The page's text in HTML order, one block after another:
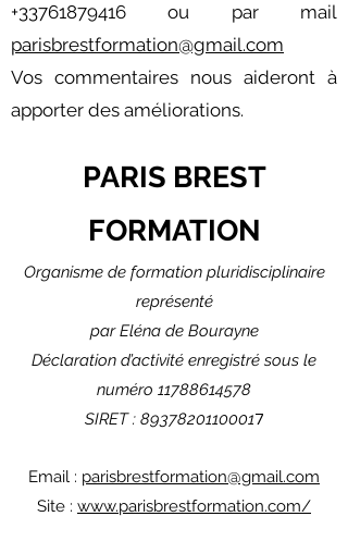
+33761879416 ou par mail
parisbrestformation@gmail.com
Vos commentaires nous aideront à
apporter des améliorations.
PARIS BREST
FORMATION
Organisme de formation pluridisciplinaire
représenté
par Eléna de Bourayne
Déclaration d’activité enregistré sous le
numéro 11788614578
SIRET : 89378201100017
Email : parisbrestformation@gmail.com
Site : www.parisbrestformation.com/